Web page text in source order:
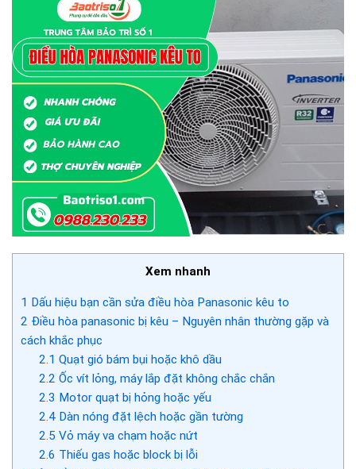
Xem nhanh
1 Dấu hiệu bạn cần sửa điều hòa Panasonic kêu to
2 Điều hòa panasonic bị kêu – Nguyên nhân thường gặp và
cách khắc phục
2.1 Quạt gió bám bụi hoặc khô dầu
2.2 Ốc vít lỏng, máy lắp đặt không chắc chắn
2.3 Motor quạt bị hỏng hoặc yếu
2.4Dàn nóng đặt lệch hoặc gần tường
2.5 Vỏ máy va chạm hoặc nứt
2.6 Thiếu gas hoặc block bị lỗi